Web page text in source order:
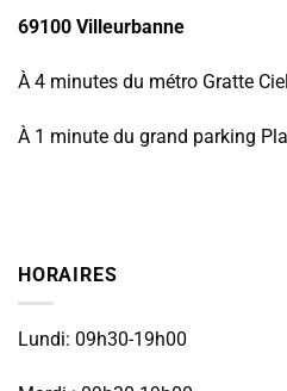
69100 Villeurbanne
À 4 minutes du métro Gratte Ciel
À 1 minute du grand parking
HORAIRES
Lundi: 09h30-19h00